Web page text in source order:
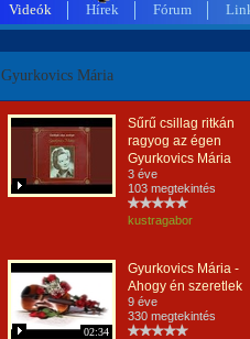
Videók Hírek Fórum
Gyurkovics Mária
Sűrű csillag ritkán
ragyog az égen
Gyurkovics Mária
3 éve
103 megtekintés
kustragabor
02:34
Gyurkovics Mária -
Ahogy én szeretlek
9 éve
330 megtekintés